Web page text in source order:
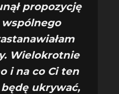
propozycję
Wielokrotnie
i na co Ci ten
ukrywać,